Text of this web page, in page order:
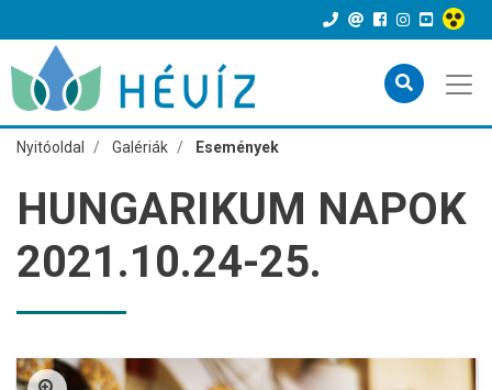
Nyitóoldal Galériák Események
HUNGARIKUM NAPOK
2021.10.24-25.